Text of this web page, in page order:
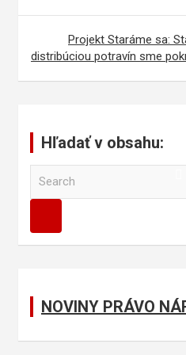
článku
Projekt Staráme sa:
distribúciou potravín sme
Hľadať v obsahu:
a
NOVINY PRÁVO